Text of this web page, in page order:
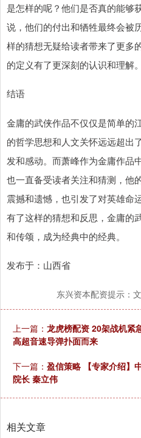
是怎样的呢？他们是否真的能够
说，他们的付出和牺牲最终会被
样的猜想无疑给读者带来了更多
的定义有了更深刻的认识和理解。
结语
金庸的武侠作品不仅仅是简单的
的哲学思想和人文关怀远远超出
发和感动。而萧峰作为金庸作品
也一直备受读者关注和猜测，他
震撼和遗憾，也引发了对英雄命
有了这样的猜想和反思，金庸的
和传颂，成为经典中的经典。
发布于：山西省
东兴资本配资提示：
上一篇： 龙虎榜配资 20架战机紧
高超音速导弹扑面而来
下一篇： 盈信策略 【专家介绍】
院长 秦立伟
相关文章